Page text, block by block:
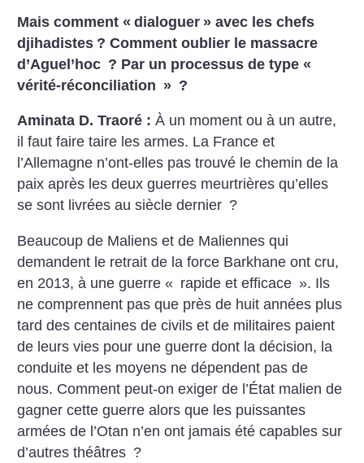
Mais comment « dialoguer » avec les chefs
djihadistes ? Comment oublier le massacre
d’Aguel’hoc ? Par un processus de type «
vérité-réconciliation » ?
Aminata D. Traoré : À un moment ou à un autre,
il faut faire taire les armes. La France et
l’Allemagne n’ont-elles pas trouvé le chemin de la
paix après les deux guerres meurtrières qu’elles
se sont livrées au siècle dernier ?
Beaucoup de Maliens et de Maliennes qui
demandent le retrait de la force Barkhane ont cru,
en 2013, à une guerre « rapide et efficace ». Ils
ne comprennent pas que près de huit années plus
tard des centaines de civils et de militaires paient
de leurs vies pour une guerre dont la décision, la
conduite et les moyens ne dépendent pas de
nous. Comment peut-on exiger de l’État malien de
gagner cette guerre alors que les puissantes
armées de l’Otan n’en ont jamais été capables sur
d’autres théâtres ?